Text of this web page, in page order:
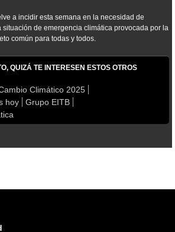
a incidir esta semana en la necesidad de
situación de emergencia climática provocada por la
común para todas y todos.
QUIZÁ TE INTERESEN ESTOS OTROS
Climático 2025
hoy
Grupo EITB